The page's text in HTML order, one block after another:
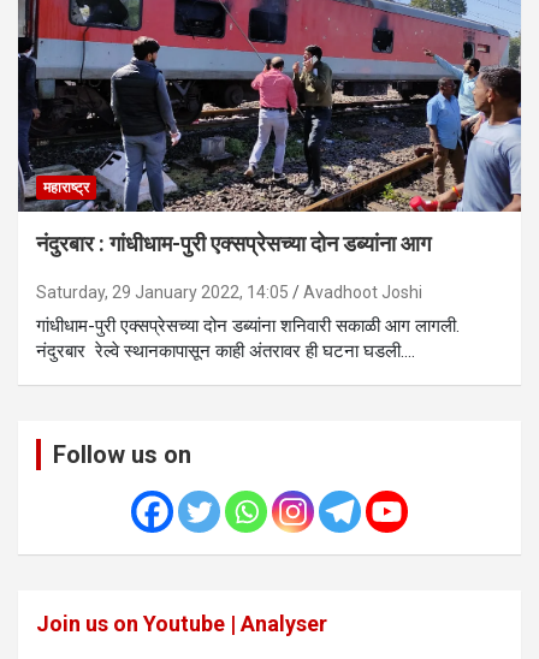
महाराष्ट्र
नंदुरबार : गांधीधाम-पुरी एक्सप्रेसच्या दोन डब्यांना आग
Saturday, 29 January 2022, 14:05 Avadhoot Joshi
गांधीधाम-पुरी एक्सप्रेसच्या दोन डब्यांना शनिवारी सकाळी आग लागली.
नंदुरबार रेल्वे स्थानकापासून काही अंतरावर ही घटना घडली.…
Follow us on
Join us on Youtube | Analyser